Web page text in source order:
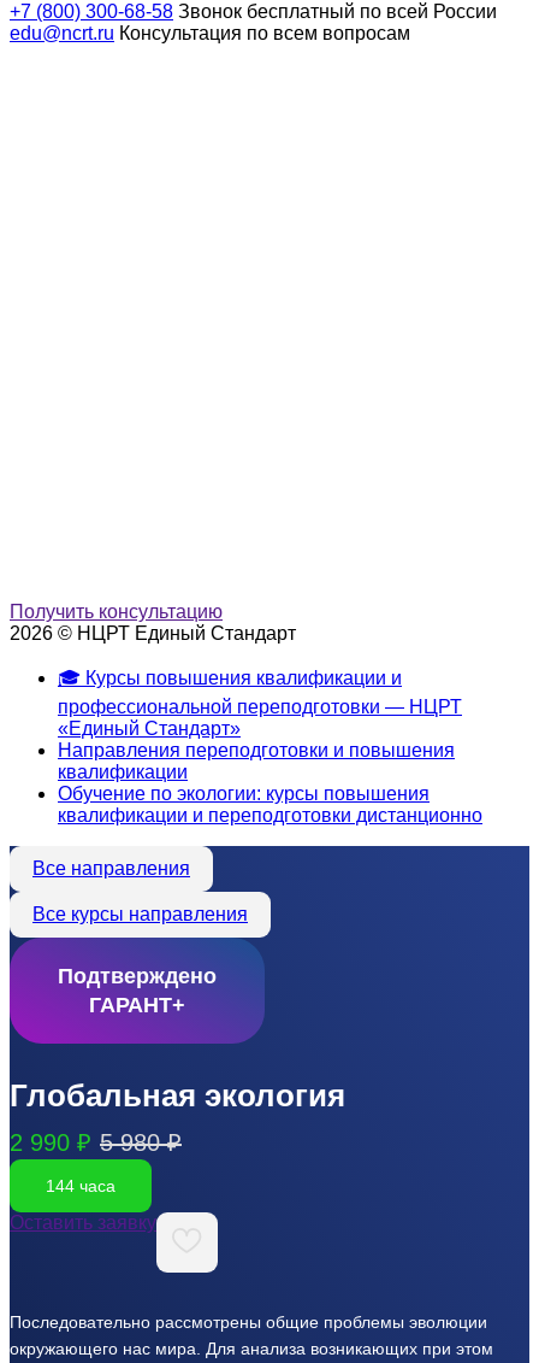
+7 (800) 300-68-58 Звонок бесплатный по всей России
edu@ncrt.ru Консультация по всем вопросам
Получить консультацию
2026 © НЦРТ Единый Стандарт
🎓 Курсы повышения квалификации и
профессиональной переподготовки — НЦРТ
«Единый Стандарт»
Направления переподготовки и повышения
квалификации
Обучение по экологии: курсы повышения
квалификации и переподготовки дистанционно
Все направления
Все курсы направления
Глобальная экология
2 990 ₽ 5 980 ₽
144 часа
Оставить заявку
Подтверждено
ГАРАНТ+
Последовательно рассмотрены общие проблемы эволюции
окружающего нас мира. Для анализа возникающих при этом